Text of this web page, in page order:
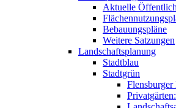
Aktuelle
Bebauungspläne
Weitere Satzungen
Landschaftsplanung
Stadtblau
Stadtgrün
Flensburger